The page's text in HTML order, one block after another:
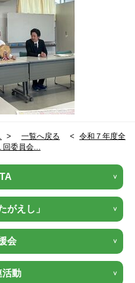
> 一覧へ戻る < 令和７年度全
回委員会...
がえし」
会
活動